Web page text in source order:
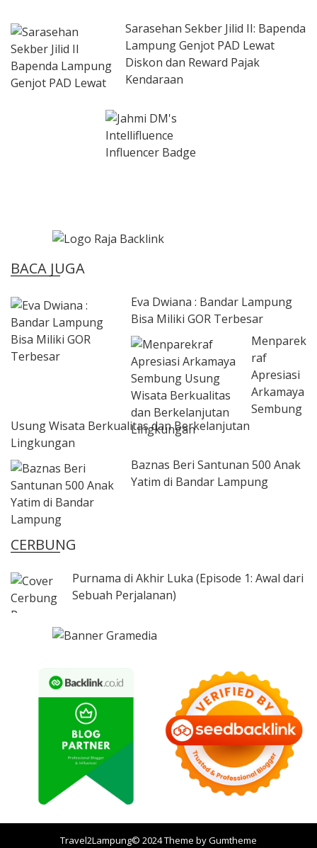
Sarasehan Sekber Jilid II: Bapenda
Lampung Genjot PAD Lewat
Diskon dan Reward Pajak
Kendaraan
BACA JUGA
Eva Dwiana : Bandar Lampung
Bisa Miliki GOR Terbesar
Menparek
raf
Apresiasi
Arkamaya
Sembung
Usung Wisata Berkualitas dan Berkelanjutan
Lingkungan
Baznas Beri Santunan 500 Anak
Yatim di Bandar Lampung
CERBUNG
Purnama di Akhir Luka (Episode 1: Awal dari
Sebuah Perjalanan)
Travel2Lampung© 2024 Theme byGumtheme